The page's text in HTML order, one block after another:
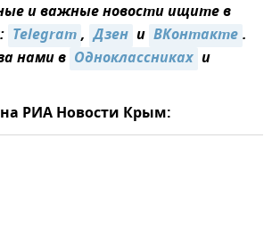
и важные новости ищите в
Telegram, Дзен и ВКонтакте.
нами в Одноклассниках и
РИА Новости Крым: